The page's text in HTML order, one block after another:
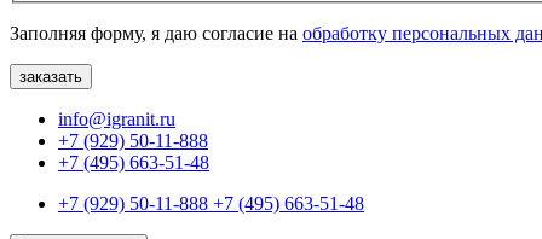
Заполняя форму, я даю согласие на обработку персональных
info@igranit.ru
+7 (929) 50-11-888
+7 (495) 663-51-48
+7 (929) 50-11-888 +7 (495) 663-51-48